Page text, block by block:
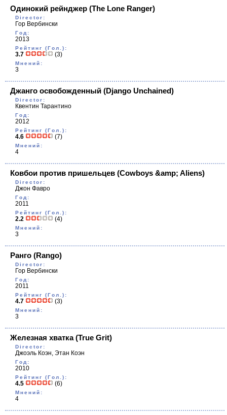
Одинокий рейнджер (The Lone Ranger)
Director:
Гор Вербински
Год:
2013
Рейтинг (Гол.):
3.7 (3)
Мнений:
3
Джанго освобожденный (Django Unchained)
Director:
Квентин Тарантино
Год:
2012
Рейтинг (Гол.):
4.6 (7)
Мнений:
4
Ковбои против пришельцев (Cowboys &amp; Aliens)
Director:
Джон Фавро
Год:
2011
Рейтинг (Гол.):
2.2 (4)
Мнений:
3
Ранго (Rango)
Director:
Гор Вербински
Год:
2011
Рейтинг (Гол.):
4.7 (3)
Мнений:
3
Железная хватка(True Grit)
Director:
Джоэль Коэн, Этан Коэн
Год:
2010
Рейтинг (Гол.):
4.5 (6)
Мнений:
4